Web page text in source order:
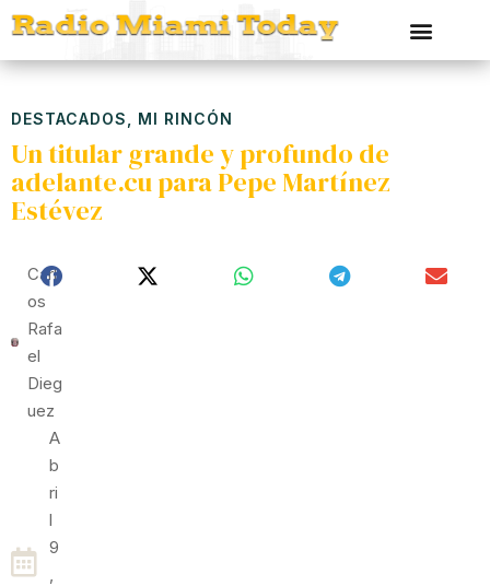
DESTACADOS MI RINCÓN
Un titular grande y profundo de
adelante.cu para Pepe Martínez
Estévez
Carl
Os
Rafa
El
Dieg
Uez
A
B
Ri
L
9
,